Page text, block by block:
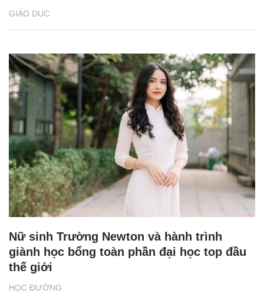
GIÁO DỤC
HỌC ĐƯỜNG
Nữ sinh Trường Newton và hành trình
giành học bổng toàn phần đại học top đầu
thế giới